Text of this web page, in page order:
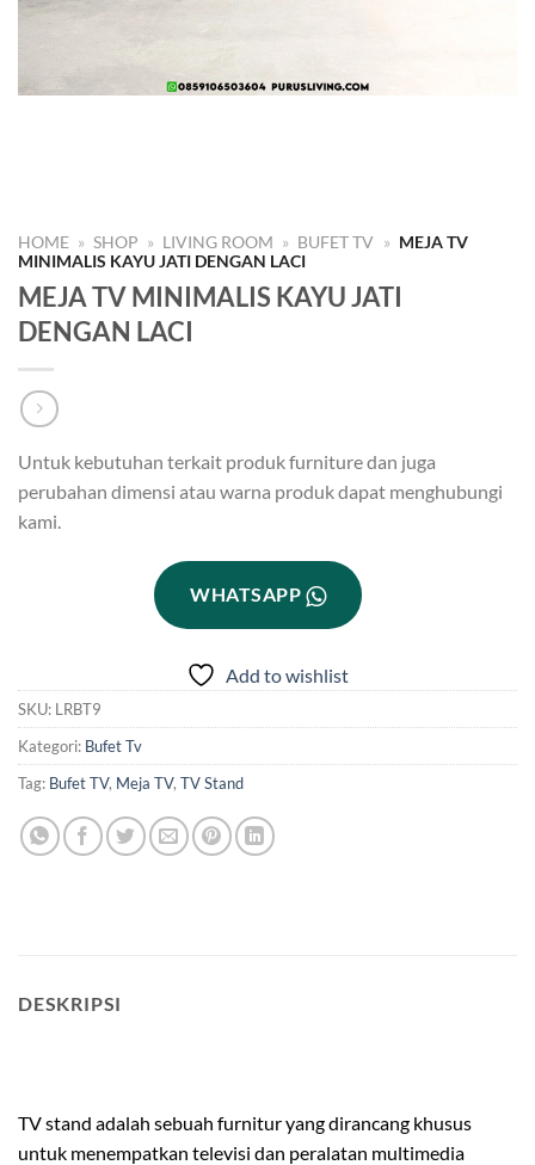
HOME » SHOP » LIVING ROOM » BUFET TV » MEJA TV
MINIMALIS KAYU JATI DENGAN LACI
MEJA TV MINIMALIS KAYU JATI
DENGAN LACI
Untuk kebutuhan terkait produk furniture dan juga
perubahan dimensi atau warna produk dapat menghubungi
kami.
WHATSAPP
Add to wishlist
SKU: LRBT9
Kategori: Bufet Tv
Tag: Bufet TV, Meja TV, TV Stand
DESKRIPSI
TV stand adalah sebuah furnitur yang dirancang khusus
untuk menempatkan televisi dan peralatan multimedia